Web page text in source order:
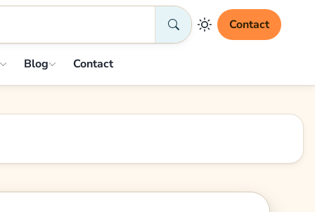
Contact
Blog Contact